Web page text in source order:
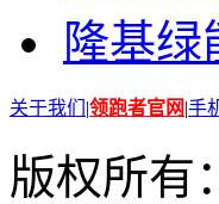
隆基绿
关于我们 |领跑者官网|手
版权所有：